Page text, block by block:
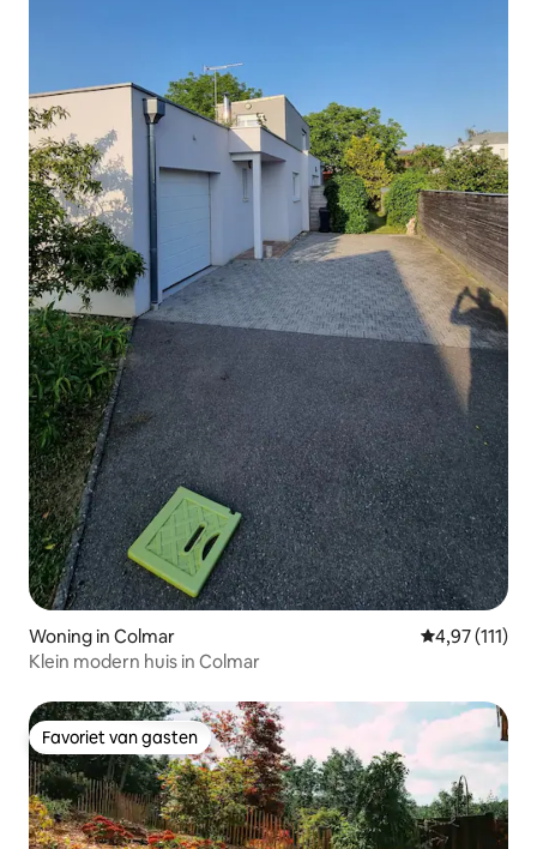
Woning in Colmar Gemiddelde
4,97 (111)
Klein modern huis in Colmar
Favoriet van gasten
Favoriet van gasten